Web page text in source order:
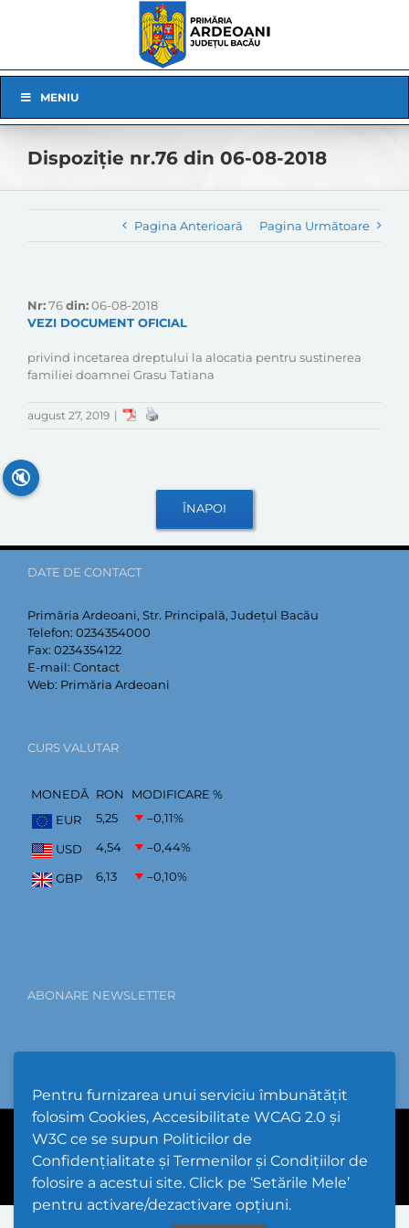
Pentru furnizarea unui serviciu îmbunătățit
folosim Cookies, Accesibilitate WCAG 2.0 și
W3C ce se supun Politicilor de
Confidențialitate și Termenilor și Condițiilor de
folosire a acestui site. Click pe ‘Setările Mele’
pentru activare/dezactivare opțiuni.
Navigation
MENIU
Dispoziție nr.76 din 06-08-2018
Pagina Anterioară Pagina Următoare
Nr:76din:06-08-2018
VEZI DOCUMENT OFICIAL
privind incetarea dreptului la alocatia pentru sustinerea
familiei doamnei Grasu Tatiana
august 27, 2019 |
DATE DE CONTACT
Primăria Ardeoani, Str. Principală, Județul Bacău
Telefon: 0234354000
Fax: 0234354122
E-mail: Contact
Web: Primăria Ardeoani
CURS VALUTAR
MONEDĂ RON
MODIFICARE %
EUR
5,25 –0,11%
USD 4,54 –0,44%
GBP 6,13 –0,10%
ABONARE NEWSLETTER
Hartă Website
🔇